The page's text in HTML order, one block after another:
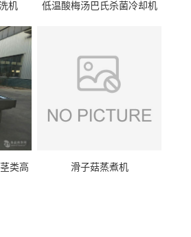
机 低温酸梅汤巴氏杀菌冷却机
类高
滑子菇蒸煮机